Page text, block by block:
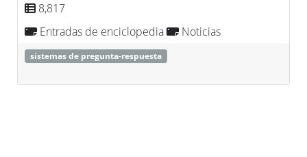
8,817
Entradas de enciclopedia
Noticias
sistemas de pregunta-respuesta